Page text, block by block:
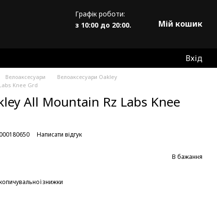
Графік роботи:
з 10:00 до 20:00.
Мій кошик
Вхід
Велоаксесуари
Велоаксесуари Oakley
Knee Grd
All Mountain Rz Labs Knee
Написати відгук
В бажання
знижки